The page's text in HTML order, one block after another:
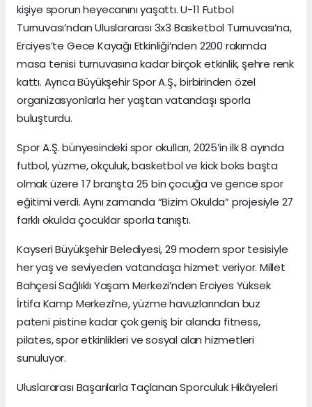
kişiye sporun heyecanını yaşattı. U-11 Futbol
Turnuvası’ndan Uluslararası 3x3 Basketbol Turnuvası’na,
Erciyes’te Gece Kayağı Etkinliği’nden 2200 rakımda
masa tenisi turnuvasına kadar birçok etkinlik, şehre renk
kattı. Ayrıca Büyükşehir Spor A.Ş., birbirinden özel
organizasyonlarla her yaştan vatandaşı sporla
buluşturdu.
Spor A.Ş. bünyesindeki spor okulları, 2025’in ilk 8 ayında
futbol, yüzme, okçuluk, basketbol ve kick boks başta
olmak üzere 17 branşta 25 bin çocuğa ve gence spor
eğitimi verdi. Aynı zamanda “Bizim Okulda” projesiyle 27
farklı okulda çocuklar sporla tanıştı.
Kayseri Büyükşehir Belediyesi, 29 modern spor tesisiyle
her yaş ve seviyeden vatandaşa hizmet veriyor. Millet
Bahçesi Sağlıklı Yaşam Merkezi’nden Erciyes Yüksek
İrtifa Kamp Merkezi’ne, yüzme havuzlarından buz
pateni pistine kadar çok geniş bir alanda fitness,
pilates, spor etkinlikleri ve sosyal alan hizmetleri
sunuluyor.
Uluslararası Başarılarla Taçlanan Sporculuk Hikâyeleri